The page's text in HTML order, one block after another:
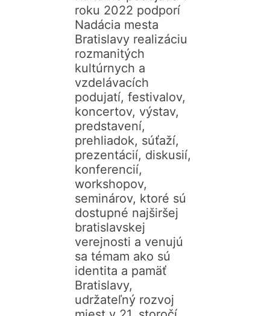
roku 2022 podporí
Nadácia mesta
Bratislavy realizáciu
rozmanitých
kultúrnych a
vzdelávacích
podujatí, festivalov,
koncertov, výstav,
predstavení,
prehliadok, súťaží,
prezentácií, diskusií,
konferencií,
workshopov,
seminárov, ktoré sú
dostupné najširšej
bratislavskej
verejnosti a venujú
sa témam ako sú
identita a pamäť
Bratislavy,
udržateľný rozvoj